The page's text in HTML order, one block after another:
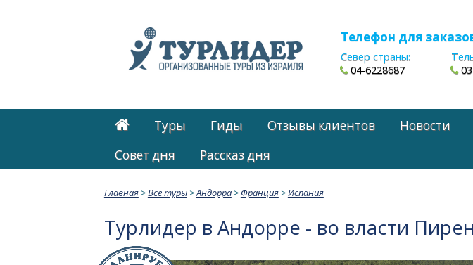
Телефон для
Север страны:
04-6228687
Туры Гиды Отзывы клиентов Новости
Cовет дня
Рассказ дня
Главная>Все туры>Андорра> Франция>Испания
Турлидер в Андорре - во власти